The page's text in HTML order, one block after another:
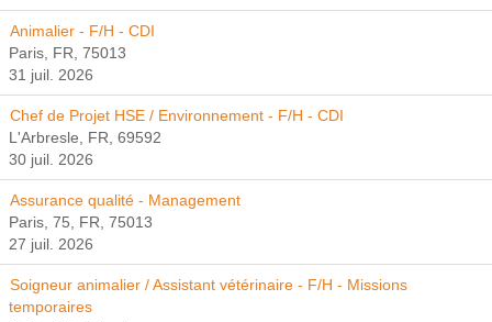
Animalier - F/H - CDI
Paris, FR, 75013
31 juil. 2026
Chef de Projet HSE / Environnement - F/H - CDI
L'Arbresle, FR, 69592
30 juil. 2026
Assurance qualité - Management
Paris, 75, FR, 75013
27 juil. 2026
Soigneur animalier / Assistant vétérinaire - F/H - Missions
temporaires